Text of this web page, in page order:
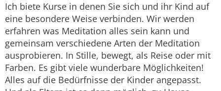
Ich biete Kurse in denen Sie sich und ihr Kind auf
eine besondere Weise verbinden. Wir werden
erfahren was Meditation alles sein kann und
gemeinsam verschiedene Arten der Meditation
ausprobieren. In Stille, bewegt, als Reise oder mit
Farben. Es gibt viele wunderbare Möglichkeiten!
Alles auf die Bedürfnisse der Kinder angepasst.